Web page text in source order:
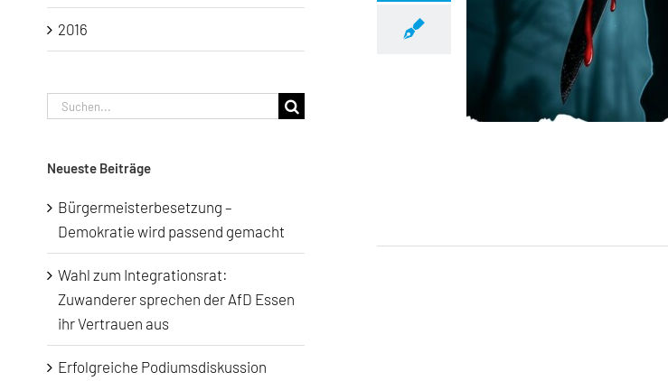
2016
Suche
Neueste Beiträge
Bürgermeisterbesetzung –
Demokratie wird passend gemacht
Wahl zum Integrationsrat:
Zuwanderer sprechen der AfD Essen
ihr Vertrauen aus
Erfolgreiche Podiumsdiskussion